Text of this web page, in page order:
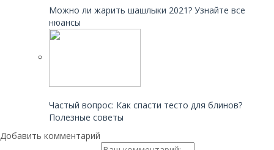
Можно ли жарить шашлыки 2021? Узнайте все
нюансы
Частый вопрос: Как спасти тесто для блинов?
Полезные советы
Добавить комментарий